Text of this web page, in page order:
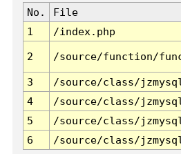
No. File
1
/index.php
2 /source/function/
3 /source/class/
4
/source/class/
5
/source/class/
6
/source/class/